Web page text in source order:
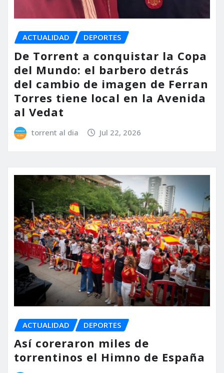
ACTUALIDAD DEPORTES
De Torrent a conquistar la Copa
del Mundo: el barbero detrás
del cambio de imagen de Ferran
Torres tiene local en la Avenida
al Vedat
torrent al dia Jul 22, 2026
ACTUALIDAD DEPORTES
Así coreraron miles de
torrentinos el Himno de España